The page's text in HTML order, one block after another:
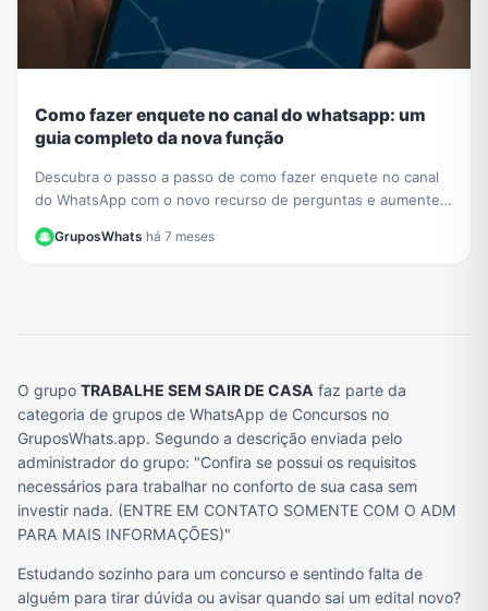
Como fazer enquete no canal do whatsapp: um
guia completo da nova função
Descubra o passo a passo de como fazer enquete no canal
do WhatsApp com o novo recurso de perguntas e aumente a
GruposWhats·há 7 meses
O grupo TRABALHE SEM SAIR DE CASA faz parte da
categoria de grupos de WhatsApp de Concursos no
GruposWhats.app. Segundo a descrição enviada pelo
administrador do grupo: "Confira se possui os requisitos
necessários para trabalhar no conforto de sua casa sem
investir nada. (ENTRE EM CONTATO SOMENTE COM O ADM
PARA MAIS INFORMAÇÕES)"
Estudando sozinho para um concurso e sentindo falta de
alguém para tirar dúvida ou avisar quando sai um edital novo?